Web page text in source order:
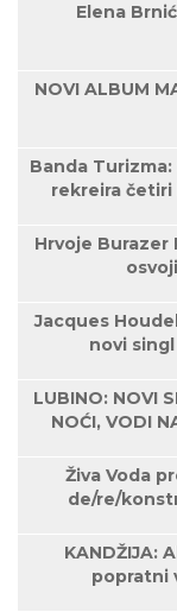
Elena
NOVI ALBUM
Banda
rekreira četiri
Hrvoje Burazer
Jacques
novi
LUBINO: NOVI
NOĆI, VODI
Živa Voda
de/re/
KANDŽIJA:
popratni